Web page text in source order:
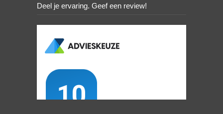
Deel je ervaring. Geef een review!